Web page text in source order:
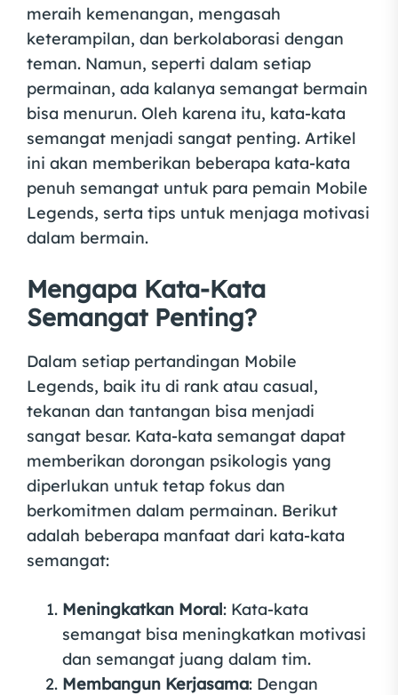
meraih kemenangan, mengasah
keterampilan, dan berkolaborasi dengan
teman. Namun, seperti dalam setiap
permainan, ada kalanya semangat bermain
bisa menurun. Oleh karena itu, kata-kata
semangat menjadi sangat penting. Artikel
ini akan memberikan beberapa kata-kata
penuh semangat untuk para pemain Mobile
Legends, serta tips untuk menjaga motivasi
dalam bermain.
Mengapa Kata-Kata
Semangat Penting?
Dalam setiap pertandingan Mobile
Legends, baik itu di rank atau casual,
tekanan dan tantangan bisa menjadi
sangat besar. Kata-kata semangat dapat
memberikan dorongan psikologis yang
diperlukan untuk tetap fokus dan
berkomitmen dalam permainan. Berikut
adalah beberapa manfaat dari kata-kata
semangat:
Meningkatkan Moral: Kata-kata
semangat bisa meningkatkan motivasi
dan semangat juang dalam tim.
Membangun Kerjasama: Dengan